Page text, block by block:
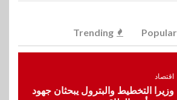
بنوك
بنك مصر يشارك في فعالية اليوم
العروض المجانية
Popular
Trending
اقتصاد
وزيرا التخطيط والبترول يبحثان جهود